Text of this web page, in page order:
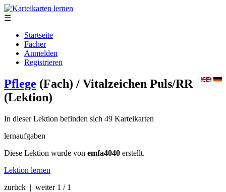
☰
Startseite
Fächer
Anmelden
Registrieren
Pflege (Fach) / Vitalzeichen Puls/RR
(Lektion)
In dieser Lektion befinden sich 49 Karteikarten
lernaufgaben
Diese Lektion wurde von emfa4040 erstellt.
Lektion lernen
zurück | weiter 1 / 1